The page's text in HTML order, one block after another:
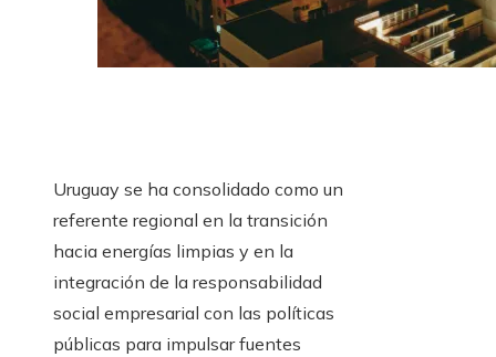
Uruguay se ha consolidado como un
referente regional en la transición
hacia energías limpias y en la
integración de la responsabilidad
social empresarial con las políticas
públicas para impulsar fuentes